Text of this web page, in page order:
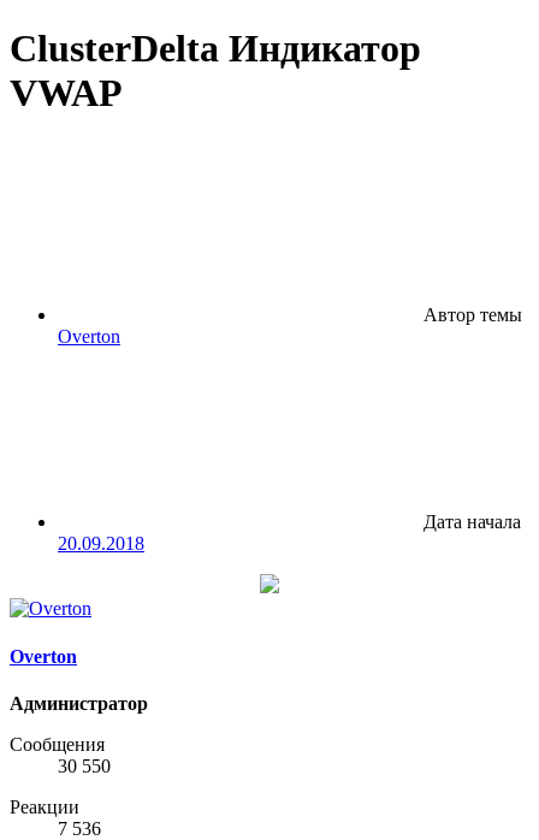
ClusterDelta Индикатор
VWAP
Автор темы
Overton
Дата начала
20.09.2018
Overton
Администратор
Сообщения
30 550
Реакции
7 536